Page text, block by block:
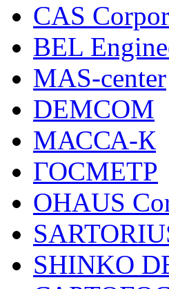
CAS
BEL
MAS-center
DEMCOM
МАССА-К
ГОСМЕТР
OHAUS
SHINKO